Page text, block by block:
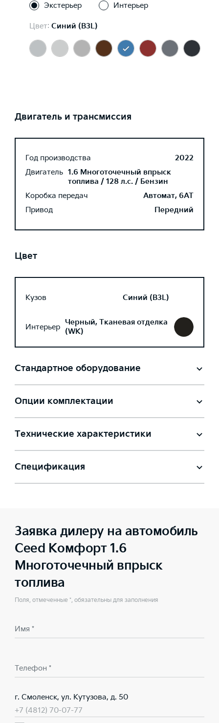
Экстерьер Интерьер
Цвет: Синий (B3L)
Двигатель и трансмиссия
Год производства
2022
Двигатель 1.6 Многоточечный впрыск
топлива / 128 л.с. / Бензин
Коробка передач
Автомат, 6AT
Привод
Передний
Цвет
Кузов Синий (B3L)
Интерьер Черный, Тканевая отделка
(WK)
Стандартное оборудование
Опции комплектации
Технические характеристики
Спецификация
Заявка дилеру на автомобиль
Ceed Комфорт 1.6
Многоточечный впрыск
топлива
Поля, отмеченные *, обязательны для заполнения
Имя *
Телефон *
г. Смоленск, ул. Кутузова, д. 50
+7 (4812) 70-07-77